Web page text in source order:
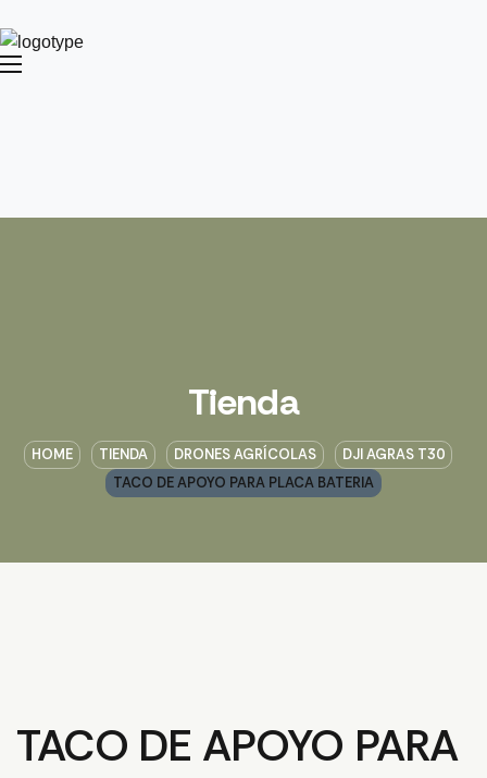
Tienda
HOME TIENDA DRONES AGRÍCOLAS
DJI AGRAS T30
TACO DE APOYO PARA PLACA BATERIA
TACO DE APOYO PARA